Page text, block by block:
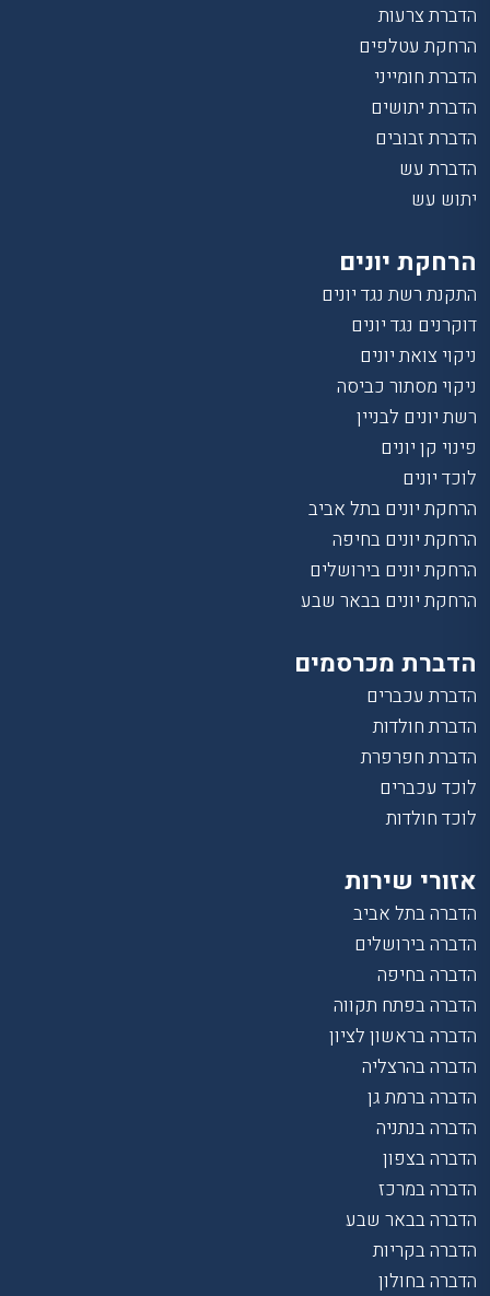
הדברת צרעות
הרחקת עטלפים
הדברת חומייני
הדברת יתושים
הדברת זבובים
הדברת עש
יתוש עש
הרחקת יונים
התקנת רשת נגד יונים
דוקרנים נגד יונים
ניקוי צואת יונים
ניקוי מסתור כביסה
רשת יונים לבניין
פינוי קן יונים
לוכד יונים
הרחקת יונים בתל אביב
הרחקת יונים בחיפה
הרחקת יונים בירושלים
הרחקת יונים בבאר שבע
הדברת מכרסמים
הדברת עכברים
הדברת חולדות
הדברת חפרפרת
לוכד עכברים
לוכד חולדות
אזורי שירות
הדברה בתל אביב
הדברה בירושלים
הדברה בחיפה
הדברה בפתח תקווה
הדברה בראשון לציון
הדברה בהרצליה
הדברה ברמת גן
הדברה בנתניה
הדברה בצפון
הדברה במרכז
הדברה בבאר שבע
הדברה בקריות
הדברה בחולון